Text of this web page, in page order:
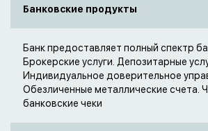
Банковские продукты
Банк предоставляет полный спектр
Брокерские услуги. Депозитарные
Индивидуальное доверительное
Обезличенные металлические счета.
банковские чеки